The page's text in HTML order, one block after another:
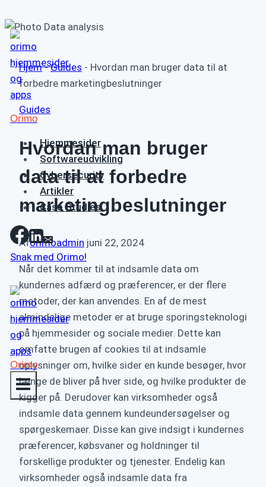
Fortsæt
til
indhold
Orimo
Hjemmesider
Softwareudvikling
Cybersecurity
Artikler
Case Studies
Snak med Orimo!
Orimo
Hjem-Guides - Hvordan man bruger data til at
forbedre marketingbeslutninger
Guides
Hvordan man bruger
data til at forbedre
marketingbeslutninger
Aforimoadmin juni 22, 2024
Når det kommer til at indsamle data om
kundernes adfærd og præferencer, er der flere
metoder, der kan anvendes. En af de mest
almindelige metoder er at bruge sporingsteknologi
på hjemmesider og sociale medier. Dette kan
omfatte brugen af cookies til at indsamle
oplysninger om, hvilke sider en kunde besøger, hvor
længe de bliver på hver side, og hvilke produkter de
kigger på. Derudover kan virksomheder også
indsamle data gennem kundeundersøgelser og
spørgeskemaer. Disse kan give indsigt i kundernes
præferencer, købsvaner og holdninger til
forskellige produkter og tjenester. Endelig kan
virksomheder også indsamle data fra